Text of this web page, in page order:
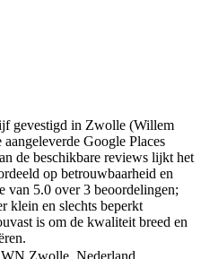
gevestigd in Zwolle (Willem
Google Places
de beschikbare reviews lijkt het
op betrouwbaarheid en
van 5.0 over 3 beoordelingen;
klein en slechts beperkt
is om de kwaliteit breed en